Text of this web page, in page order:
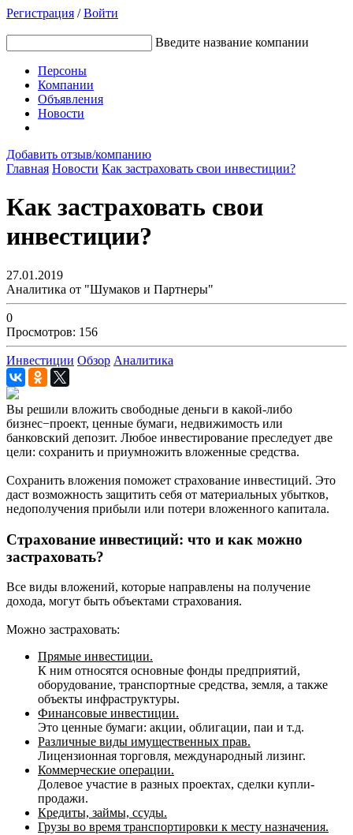
Регистрация /Войти
Введите название компании
Персоны
Компании
Объявления
Новости
Добавить отзыв/компанию
Главная Новости Как застраховать свои инвестиции?
Как застраховать свои
инвестиции?
27.01.2019
Аналитика от "Шумаков и Партнеры"
0
Просмотров: 156
Инвестиции Обзор Аналитика
Вы решили вложить свободные деньги в какой-либо
бизнес−проект, ценные бумаги, недвижимость или
банковский депозит. Любое инвестирование преследует две
цели: сохранить и приумножить вложенные средства.
Сохранить вложения поможет страхование инвестиций. Это
даст возможность защитить себя от материальных убытков,
недополучения прибыли или потери вложенного капитала.
Страхование инвестиций: что и как можно
застраховать?
Все виды вложений, которые направлены на получение
дохода, могут быть объектами страхования.
Можно застраховать:
Прямые инвестиции.
К ним относятся основные фонды предприятий,
оборудование, транспортные средства, земля, а также
объекты инфраструктуры.
Финансовые инвестиции.
Это ценные бумаги: акции, облигации, паи и т.д.
Различные виды имущественных прав.
Лицензионная торговля, международный лизинг.
Коммерческие операции.
Долевое участие в разных проектах, сделки купли-
продажи.
Кредиты, займы, ссуды.
Грузы во время транспортировки к месту назначения.